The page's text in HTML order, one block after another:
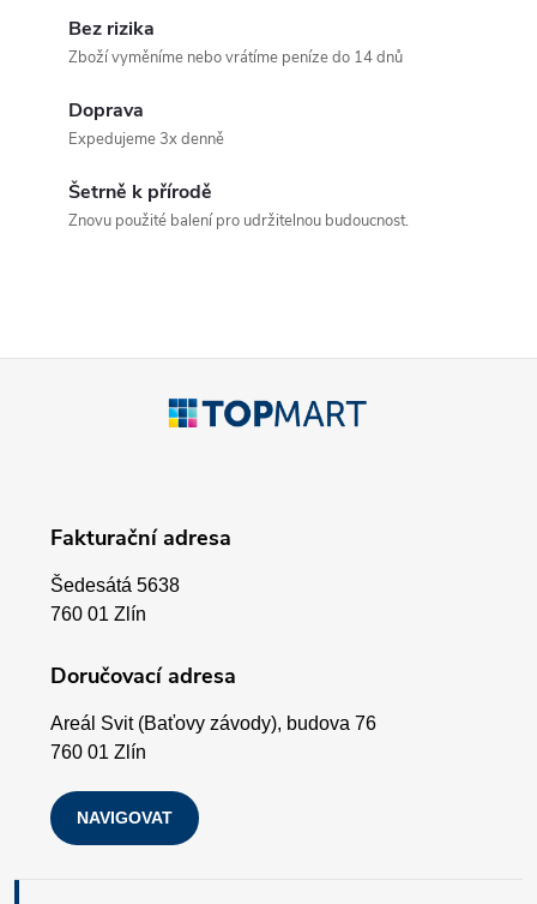
k
Bez rizika
Zboží vyměníme nebo vrátíme peníze do 14 dnů
Doprava
Expedujeme 3x denně
Šetrně k přírodě
Znovu použité balení pro udržitelnou budoucnost.
Fakturační adresa
Šedesátá 5638
760 01 Zlín
Doručovací adresa
Areál Svit (Baťovy závody), budova 76
760 01 Zlín
NAVIGOVAT